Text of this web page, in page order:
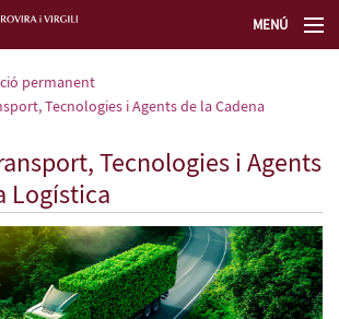
MENÚ
tecnologia
permanent
Tecnologies i Agents de la Cadena
Tecnologies i Agents
Logística